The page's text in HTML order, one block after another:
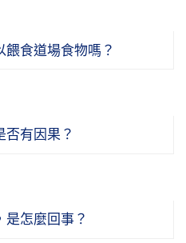
食道場食物嗎？
否有因果？
是怎麼回事？